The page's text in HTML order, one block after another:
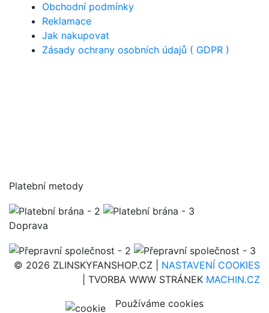
Obchodní podmínky
Reklamace
Jak nakupovat
Zásady ochrany osobních údajů ( GDPR )
Platební metody
Doprava
© 2026 ZLINSKYFANSHOP.CZ | NASTAVENÍ COOKIES
| TVORBA WWW STRÁNEK MACHIN.CZ
Používáme cookies